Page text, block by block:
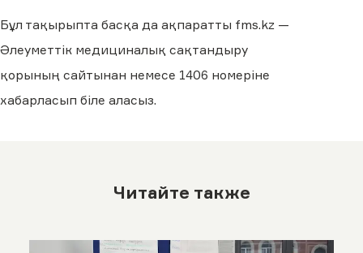
Бұл тақырыпта басқа да ақпаратты fms.kz —
Әлеуметтік медициналық сақтандыру
қорының сайтынан немесе 1406 номеріне
хабарласып біле аласыз.
Читайте также